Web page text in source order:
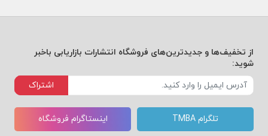
از تخفیف‌ها و جدیدترین‌های فروشگاه انتشارات بازاریابی باخبر
شوید:
اشتراک
تلگرام TMBA اینستاگرام فروشگاه